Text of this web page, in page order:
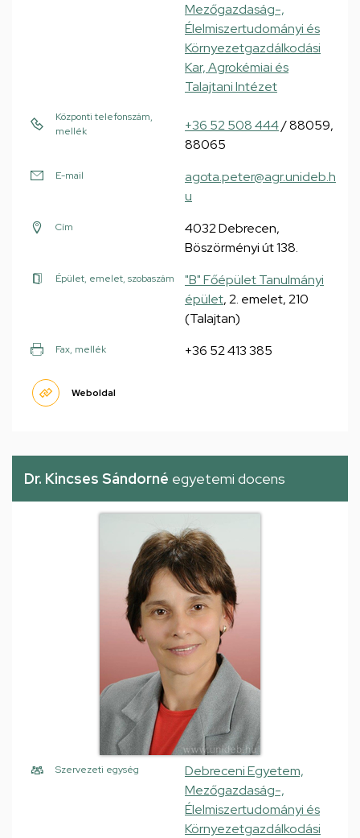
Mezőgazdaság-,
Élelmiszertudományi és
Környezetgazdálkodási
Kar, Agrokémiai és
Talajtani Intézet
Központi telefonszám,
mellék
+36 52 508 444/ 88059,
88065
E-mail
agota.peter@agr.unideb.h
u
Cím
4032 Debrecen,
Böszörményi út 138.
Épület, emelet, szobaszám
"B" Főépület Tanulmányi
épület, 2. emelet, 210
(Talajtan)
Fax, mellék +36 52 413 385
Weboldal
Dr. Kincses Sándorné egyetemi docens
Szervezeti egység
Debreceni Egyetem,
Mezőgazdaság-,
Élelmiszertudományi és
Környezetgazdálkodási